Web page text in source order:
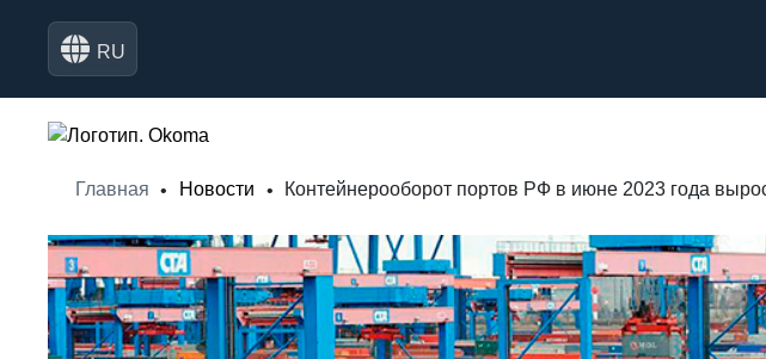
RU
Главная • Новости • Контейнерооборот портов РФ в июне 2023 года